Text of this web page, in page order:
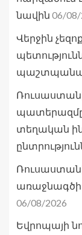
նավին 06/08/
Վերջին
պատերազմը
տեղական
առաջնագծի
06/08/2026
Եվրոպայի